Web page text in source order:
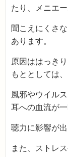
たり、メニエ
聞こえにくさ
あります。
原因ははっき
もととしては、
風邪やウイル
耳への血流が
聴力に影響が
また、ストレ